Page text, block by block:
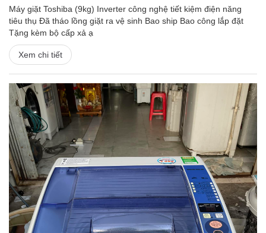
Máy giặt Toshiba (9kg) Inverter công nghệ tiết kiệm điện năng
tiêu thụ Đã tháo lồng giặt ra vệ sinh Bao ship Bao công lắp đặt
Tặng kèm bộ cấp xả ạ
Xem chi tiết